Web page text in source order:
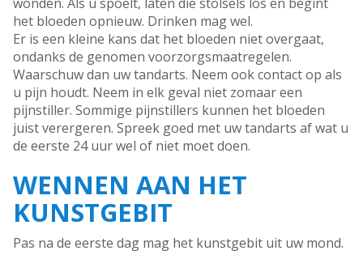
het bloeden opnieuw. Drinken mag wel.
Er is een kleine kans dat het bloeden niet overgaat,
ondanks de genomen voorzorgsmaatregelen.
Waarschuw dan uw tandarts. Neem ook contact op als
u pijn houdt. Neem in elk geval niet zomaar een
pijnstiller. Sommige pijnstillers kunnen het bloeden
juist verergeren. Spreek goed met uw tandarts af wat u
de eerste 24 uur wel of niet moet doen.
WENNEN AAN HET
KUNSTGEBIT
Pas na de eerste dag mag het kunstgebit uit uw mond.